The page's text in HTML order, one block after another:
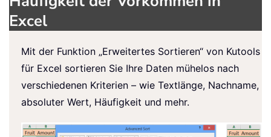
Excel
Mit der Funktion „Erweitertes Sortieren“ von Kutools
für Excel sortieren Sie Ihre Daten mühelos nach
verschiedenen Kriterien – wie Textlänge, Nachname,
absoluter Wert, Häufigkeit und mehr.